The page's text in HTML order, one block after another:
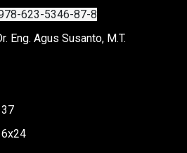
623-5346-87-8
Eng. Agus Susanto, M.T.